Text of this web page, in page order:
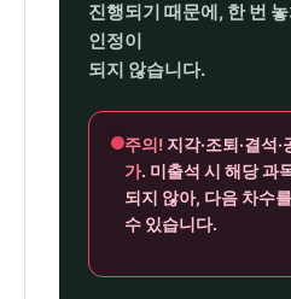
진행되기 때문에, 한 번
인정이
되지 않습니다.
주의! 지각·조퇴·결석
가. 미출석 시 해당 과
되지 않아, 다음 차수
수 있습니다.